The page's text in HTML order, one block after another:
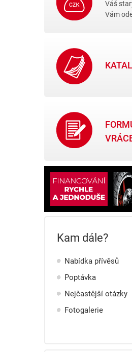
Váš
Vám
Kam dále?
Nabídka přívěsů
Poptávka
Nejčastější otázky
Fotogalerie